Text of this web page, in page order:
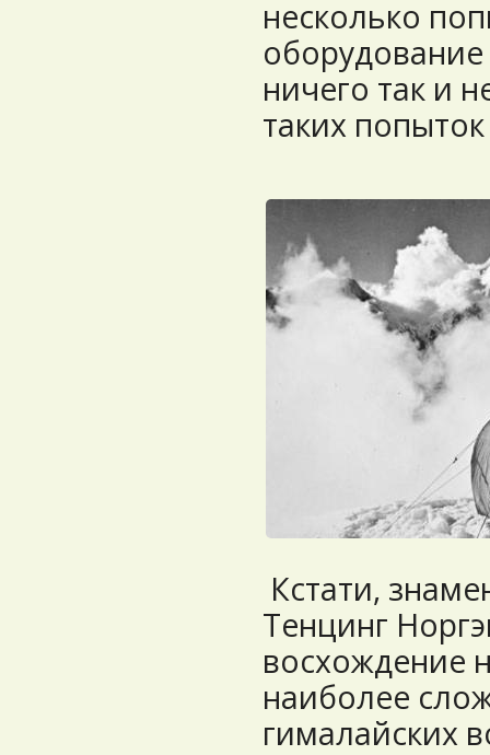
несколько
ничего так и
таких
Кстати,
Тенцинг
восхождение
наиболее
гималайских